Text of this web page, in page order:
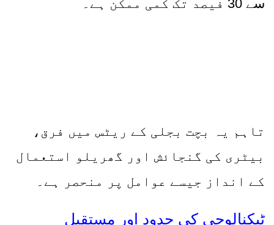
سے 30 فیصد تک کمی ممکن ہے۔
تاہم یہ بچت بجلی کے ریٹس میں فرق،
بیٹری کی گنجائش اور گھریلو استعمال
کے انداز جیسے عوامل پر منحصر ہے۔
ٹیکنالوجی کی حدود اور مستقبل